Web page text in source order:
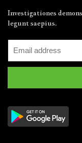
Investigationes
legunt saepius.